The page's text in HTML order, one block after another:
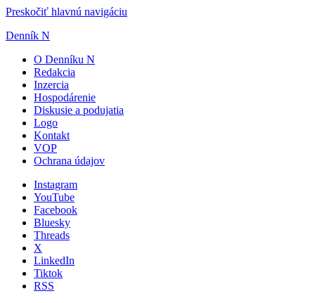
Preskočiť hlavnú navigáciu
Denník N
O Denníku N
Redakcia
Inzercia
Hospodárenie
Diskusie a podujatia
Logo
Kontakt
VOP
Ochrana údajov
Instagram
YouTube
Facebook
Bluesky
Threads
X
LinkedIn
Tiktok
RSS